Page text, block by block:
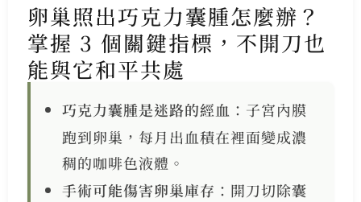
卵巢照出巧克力囊腫怎麼辦？
掌握 3 個關鍵指標，不開刀也
能與它和平共處
巧克力囊腫是迷路的經血 ：子宮內膜
跑到卵巢，每月出血積在裡面變成濃
稠的咖啡色液體。
手術可能傷害卵巢庫存 ：開刀切除囊